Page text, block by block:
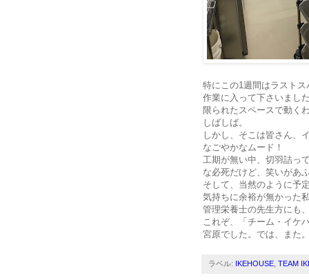
特にこの1週間はラスト
作業に入って下さいまし
限られたスペースで動く
しばしば。
しかし、そこは皆さん、
なごやかなムード！
工期が無い中、切羽詰っ
な必死だけど、笑いがあ
そして、当然のように予
気持ちに余裕が無かった
管理栄養士の先生方にも
これぞ、「チーム・イケ
宮原でした。では、また
ラベル: IKEHOUSE TEAM